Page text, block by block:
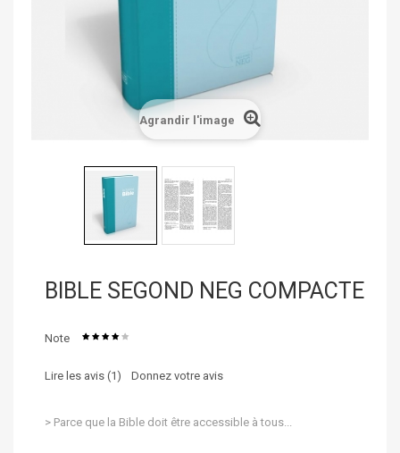
Agrandir l'image
BIBLE SEGOND NEG COMPACTE
Note
Lire les avis (1) Donnez votre avis
> Parce que la Bible doit être accessible à tous...